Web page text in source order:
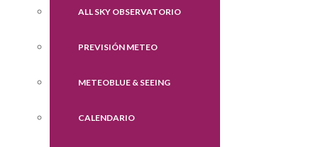
ALL SKY OBSERVATORIO
PREVISIÓN METEO
METEOBLUE & SEEING
CALENDARIO